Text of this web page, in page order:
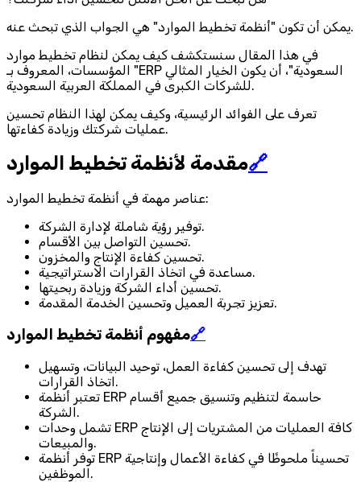
يمكن أن تكون "أنظمة تخطيط الموارد" هي الجواب الذي تبحث عنه.
في هذا المقال سنستكشف كيف يمكن لنظام تخطيط موارد
المؤسسات، المعروف بـ "ERP السعودية"، أن يكون الخيار المثالي
للشركات الكبرى في المملكة العربية السعودية.
تعرف على الفوائد الرئيسية، وكيف يمكن لهذا النظام تحسين
عمليات شركتك وزيادة كفاءتها.
مقدمة لأنظمة تخطيط الموارد🔗
عناصر مهمة في أنظمة تخطيط الموارد:
توفير رؤية شاملة لإدارة الشركة.
تحسين التواصل بين الأقسام.
تحسين كفاءة الإنتاج والمخزون.
مساعدة في اتخاذ القرارات الاستراتيجية.
تحسين أداء الشركة وزيادة ربحيتها.
تعزيز تجربة العميل وتحسين الخدمة المقدمة.
مفهوم أنظمة تخطيط الموارد🔗
تهدف إلى تحسين كفاءة العمل، توحيد البيانات، وتسهيل
اتخاذ القرارات.
تعتبر أنظمة ERP حاسمة لتنظيم وتنسيق جميع أقسام
الشركة.
تشمل وحدات ERP كافة العمليات من المشتريات إلى الإنتاج
والمبيعات.
توفر أنظمة ERP تحسيناً ملحوظًا في كفاءة الأعمال وإنتاجية
الموظفين.